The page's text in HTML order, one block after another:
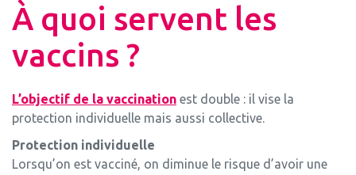
À quoi servent les
vaccins ?
L’objectif de la vaccination est double : il vise la
protection individuelle mais aussi collective.
Protection individuelle
Lorsqu’on est vacciné, on diminue le risque d’avoir une